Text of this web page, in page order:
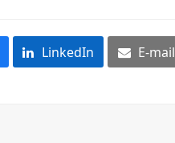
LinkedIn E-mail